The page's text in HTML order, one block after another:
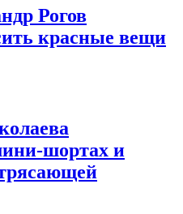
Рогов
красные вещи
шортах и